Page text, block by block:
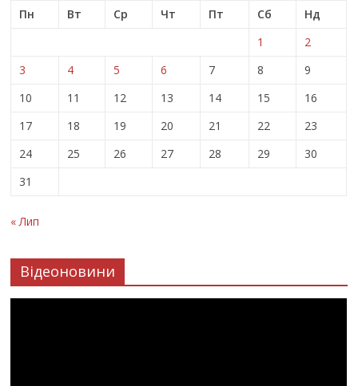
Пн
Вт Ср Чт Пт Сб
Нд
1
2
3
4 5 6 7 8
9
10
11 12 13 14 15
16
17
18 19 20 21 22
23
24
25 26 27 28 29
30
31
« Лип
Відеоновини